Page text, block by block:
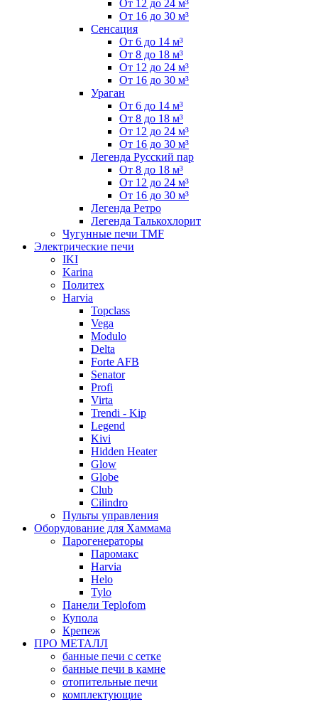
От 12 до 24 м³
От 16 до 30 м³
Сенсация
От 6 до 14 м³
От 8 до 18 м³
От 12 до 24 м³
От 16 до 30 м³
Ураган
От 6 до 14 м³
От 8 до 18 м³
От 12 до 24 м³
От 16 до 30 м³
Легенда Русский пар
От 8 до 18 м³
От 12 до 24 м³
От 16 до 30 м³
Легенда Ретро
Легенда Талькохлорит
Чугунные печи TMF
Электрические печи
IKI
Karina
Политех
Harvia
Topclass
Vega
Modulo
Delta
Forte AFB
Senator
Profi
Virta
Trendi - Kip
Legend
Kivi
Hidden Heater
Glow
Globe
Club
Cilindro
Пульты управления
Оборудование для Хаммама
Парогенераторы
Паромакс
Harvia
Helo
Tylo
Панели Teplofom
Купола
Крепеж
ПРО МЕТАЛЛ
банные печи с сетке
банные печи в камне
отопительные печи
комплектующие